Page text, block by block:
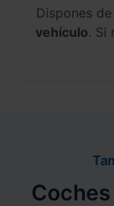
Dispones de
vehículo. Si